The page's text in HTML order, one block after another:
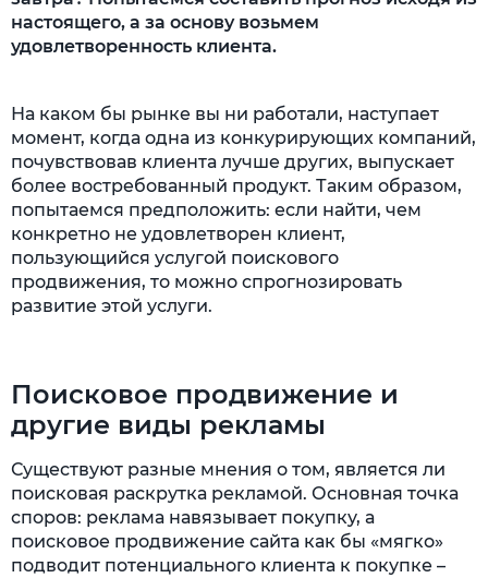
настоящего, а за основу возьмем
удовлетворенность клиента.
На каком бы рынке вы ни работали, наступает
момент, когда одна из конкурирующих компаний,
почувствовав клиента лучше других, выпускает
более востребованный продукт. Таким образом,
попытаемся предположить: если найти, чем
конкретно не удовлетворен клиент,
пользующийся услугой поискового
продвижения, то можно спрогнозировать
развитие этой услуги.
Поисковое продвижение и
другие виды рекламы
Существуют разные мнения о том, является ли
поисковая раскрутка рекламой. Основная точка
споров: реклама навязывает покупку, а
поисковое продвижение сайта как бы «мягко»
подводит потенциального клиента к покупке –